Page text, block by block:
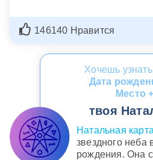
146140 Нравится
Хочешь
Дата
Место
твоя
Натальная карта
звездного неба
рождения. Она